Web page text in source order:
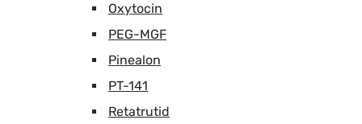
Oxytocin
PEG-MGF
Pinealon
PT-141
Retatrutid